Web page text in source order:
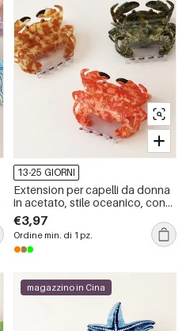
13-25 GIORNI
Extension per capelli da donna
in acetato, stile oceanico, con
simpatici animali della serie
Luxury Series.
€3,97
Ordine min. di 1 pz.
magazzino in Cina